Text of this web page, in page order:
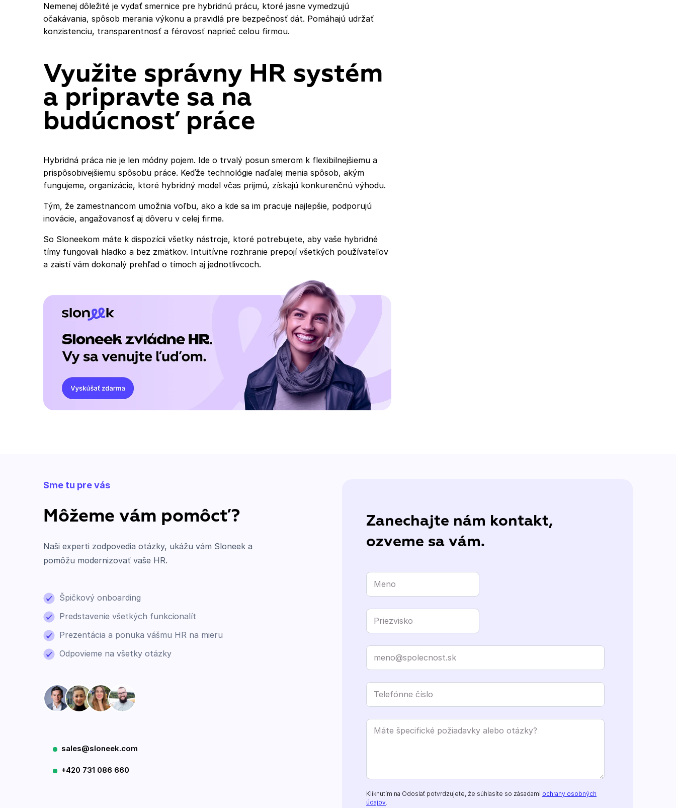
Nemenej dôležité je vydať smernice pre hybridnú prácu, ktoré jasne vymedzujú
očakávania, spôsob merania výkonu a pravidlá pre bezpečnosť dát. Pomáhajú udržať
konzistenciu, transparentnosť a férovosť naprieč celou firmou.
Využite správny HR systém
a pripravte sa na
budúcnosť práce
Hybridná práca nie je len módny pojem. Ide o trvalý posun smerom k flexibilnejšiemu a
prispôsobivejšiemu spôsobu práce. Keďže technológie naďalej menia spôsob, akým
fungujeme, organizácie, ktoré hybridný model včas prijmú, získajú konkurenčnú výhodu.
Tým, že zamestnancom umožnia voľbu, ako a kde sa im pracuje najlepšie, podporujú
inovácie, angažovanosť aj dôveru v celej firme.
So Sloneekom máte k dispozícii všetky nástroje, ktoré potrebujete, aby vaše hybridné
tímy fungovali hladko a bez zmätkov. Intuitívne rozhranie prepojí všetkých používateľov
a zaistí vám dokonalý prehľad o tímoch aj jednotlivcoch.
Sme tu pre vás
Môžeme vám pomôcť?
Naši experti zodpovedia otázky, ukážu vám Sloneek a
pomôžu modernizovať vaše HR.
Špičkový onboarding
Predstavenie všetkých funkcionalít
Prezentácia a ponuka vášmu HR na mieru
Odpovieme na všetky otázky
sales@sloneek.com
+420 731 086 660
Zanechajte nám kontakt,
ozveme sa vám.
Kliknutím na Odoslať potvrdzujete, že súhlasíte so zásadami ochrany osobných
údajov.